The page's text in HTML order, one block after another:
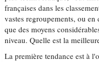
françaises dans les
vastes regroupements, ou en
que des moyens
niveau. Quelle est la
La première tendance est à